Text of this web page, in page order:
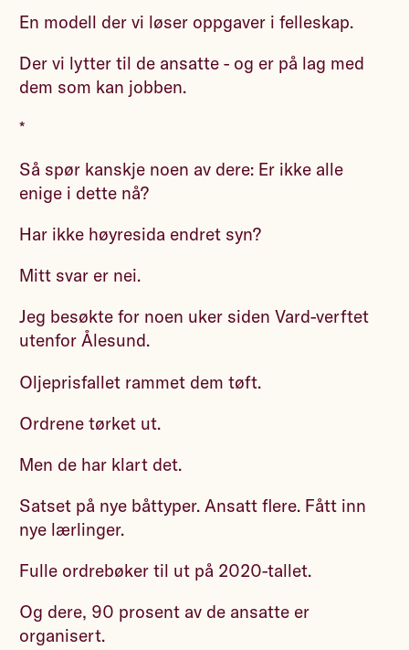
En modell der vi løser oppgaver i felleskap.
Der vi lytter til de ansatte - og er på lag med
dem som kan jobben.
*
Så spør kanskje noen av dere: Er ikke alle
enige i dette nå?
Har ikke høyresida endret syn?
Mitt svar er nei.
Jeg besøkte for noen uker siden Vard-verftet
utenfor Ålesund.
Oljeprisfallet rammet dem tøft.
Ordrene tørket ut.
Men de har klart det.
Satset på nye båttyper. Ansatt flere. Fått inn
nye lærlinger.
Fulle ordrebøker til ut på 2020-tallet.
Og dere, 90 prosent av de ansatte er
organisert.